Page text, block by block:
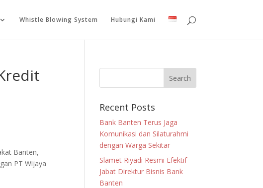
Whistle Blowing System Hubungi Kami
Banten,
PT Wijaya
Recent Posts
Bank Banten Terus Jaga
Komunikasi dan Silaturahmi
dengan Warga Sekitar
Slamet Riyadi Resmi Efektif
Jabat Direktur Bisnis Bank
Banten